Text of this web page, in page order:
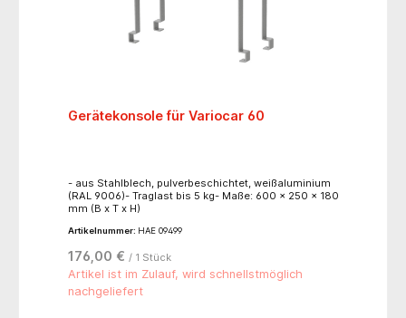
Gerätekonsole für Variocar 60
- aus Stahlblech, pulverbeschichtet, weißaluminium
(RAL 9006)- Traglast bis 5 kg- Maße: 600 x 250 x 180
mm (B x T x H)
Artikelnummer: HAE 09499
176,00 € / 1 Stück
Artikel ist im Zulauf, wird schnellstmöglich
nachgeliefert